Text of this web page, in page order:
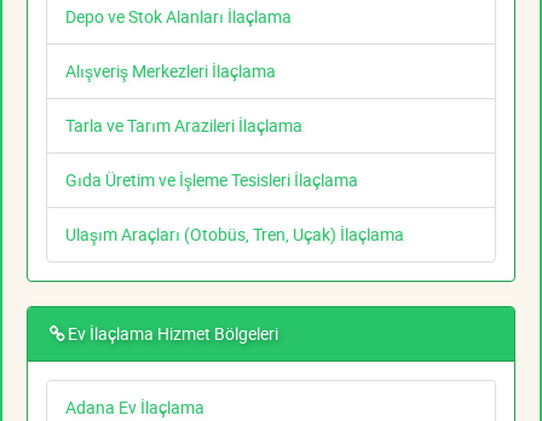
Depo ve Stok Alanları İlaçlama
Alışveriş Merkezleri İlaçlama
Tarla ve Tarım Arazileri İlaçlama
Gıda Üretim ve İşleme Tesisleri İlaçlama
Ulaşım Araçları (Otobüs, Tren, Uçak) İlaçlama
Ev İlaçlama Hizmet Bölgeleri
Adana Ev İlaçlama